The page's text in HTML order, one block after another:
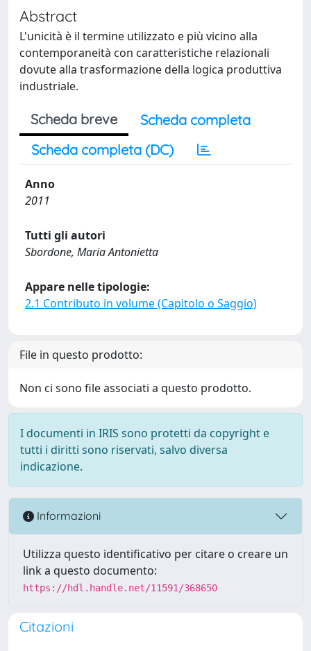
Abstract
L'unicità è il termine utilizzato e più vicino alla
contemporaneità con caratteristiche relazionali
dovute alla trasformazione della logica produttiva
industriale.
Scheda breve
Scheda completa
Scheda completa (DC)
Anno
2011
Tutti gli autori
Sbordone, Maria Antonietta
Appare nelle tipologie:
2.1 Contributo in volume (Capitolo o Saggio)
File in questo prodotto:
Non ci sono file associati a questo prodotto.
I documenti in IRIS sono protetti da copyright e
tutti i diritti sono riservati, salvo diversa
indicazione.
Informazioni
Utilizza questo identificativo per citare o creare un
link a questo documento:
https://hdl.handle.net/11591/368650
Citazioni